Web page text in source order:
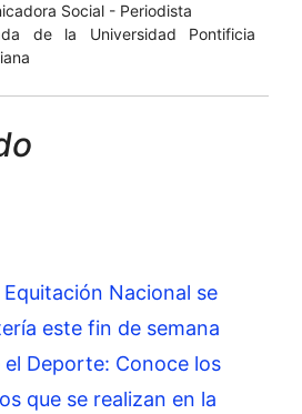
Social - Periodista
de la Universidad Pontificia
Equitación Nacional se
este fin de semana
Deporte: Conoce los
que se realizan en la